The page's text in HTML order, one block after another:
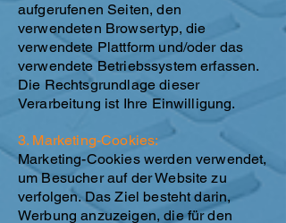
aufgerufenen Seiten, den
verwendeten Browsertyp, die
verwendete Plattform und/oder das
verwendete Betriebssystem erfassen.
Die Rechtsgrundlage dieser
Verarbeitung ist Ihre Einwilligung.
3. Marketing-Cookies:
Marketing-Cookies werden verwendet,
um Besucher auf der Website zu
verfolgen. Das Ziel besteht darin,
Werbung anzuzeigen, die für den